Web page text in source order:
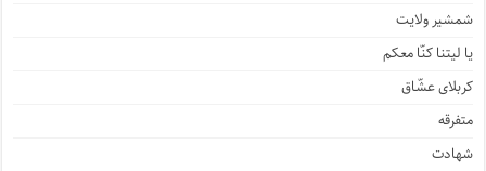
شمشیر ولایت
یا لیتنا کنّا معکم
کربلای عشّاق
متفرقه
شهادت